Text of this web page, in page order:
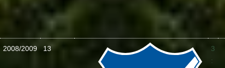
2008/2009 13
3
: